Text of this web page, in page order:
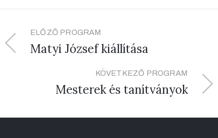
ELŐZŐ PROGRAM
Matyi József kiállítása
KÖVETKEZŐ PROGRAM
Mesterek és tanítványok